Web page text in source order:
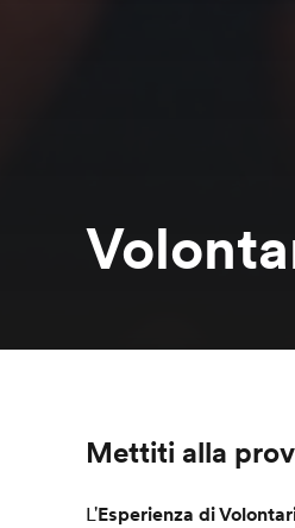
Mettiti alla
L'Esperienza di